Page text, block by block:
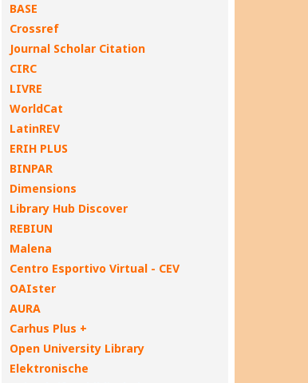
BASE
Crossref
Journal Scholar Citation
CIRC
LIVRE
WorldCat
LatinREV
ERIH PLUS
BINPAR
Dimensions
Library Hub Discover
REBIUN
Malena
Centro Esportivo Virtual - CEV
OAIster
AURA
Carhus Plus +
Open University Library
Elektronische